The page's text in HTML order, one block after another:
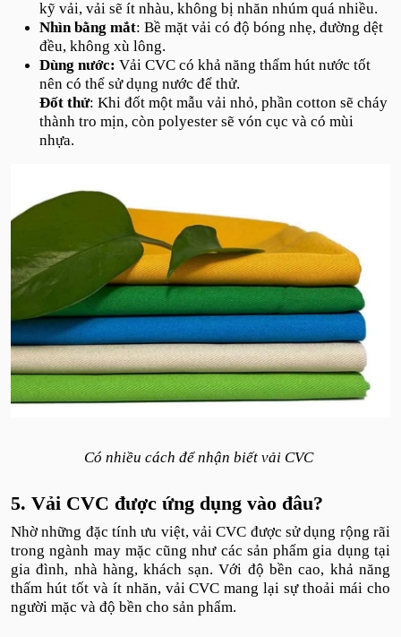
kỹ vải, vải sẽ ít nhàu, không bị nhăn nhúm quá nhiều.
Nhìn bằng mắt: Bề mặt vải có độ bóng nhẹ, đường dệt
đều, không xù lông.
Dùng nước: Vải CVC có khả năng thấm hút nước tốt
nên có thể sử dụng nước để thử.
Đốt thử: Khi đốt một mẫu vải nhỏ, phần cotton sẽ cháy
thành tro mịn, còn polyester sẽ vón cục và có mùi
nhựa.
Có nhiều cách để nhận biết vải CVC
5. Vải CVC được ứng dụng vào đâu?
Nhờ những đặc tính ưu việt, vải CVC được sử dụng rộng rãi
trong ngành may mặc cũng như các sản phẩm gia dụng tại
gia đình, nhà hàng, khách sạn. Với độ bền cao, khả năng
thấm hút tốt và ít nhăn, vải CVC mang lại sự thoải mái cho
người mặc và độ bền cho sản phẩm.